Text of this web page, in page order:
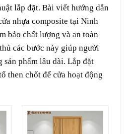
lắp đặt. Bài viết hướng dẫn
nhựa composite tại Ninh
bảo chất lượng và an toàn
các bước này giúp người
sản phẩm lâu dài. Lắp đặt
then chốt để cửa hoạt động